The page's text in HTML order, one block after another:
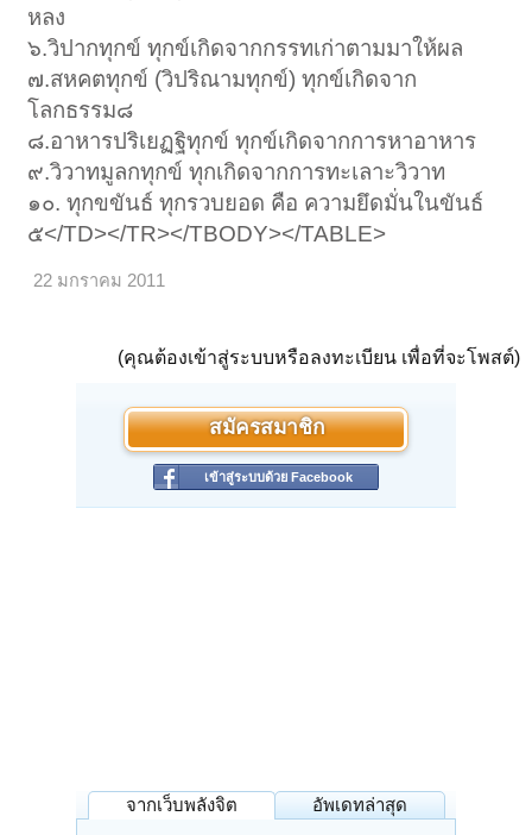
หลง
๖.วิปากทุกข์ ทุกข์เกิดจากกรรทเก่าตามมาให้ผล
๗.สหคตทุกข์ (วิปริณามทุกข์) ทุกข์เกิดจาก
โลกธรรม๘
๘.อาหารปริเยฏฐิทุกข์ ทุกข์เกิดจากการหาอาหาร
๙.วิวาทมูลกทุกข์ ทุกเกิดจากการทะเลาะวิวาท
๑๐. ทุกขขันธ์ ทุกรวบยอด คือ ความยึดมั่นในขันธ์
๕</TD></TR></TBODY></TABLE>
22 มกราคม 2011
(คุณต้องเข้าสู่ระบบหรือลงทะเบียน เพื่อที่จะโพสต์)
สมัครสมาชิก
เข้าสู่ระบบด้วย Facebook
จากเว็บพลังจิต อัพเดทล่าสุด